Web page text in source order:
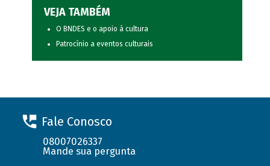
VEJA TAMBÉM
O BNDES e o apoio à cultura
Patrocínio a eventos culturais
Fale Conosco
08007026337
Mande sua pergunta